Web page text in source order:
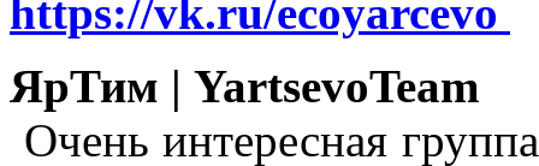
https://vk.ru/ecoyarcevo
ЯрТим | YartsevoTeam
Очень интересная